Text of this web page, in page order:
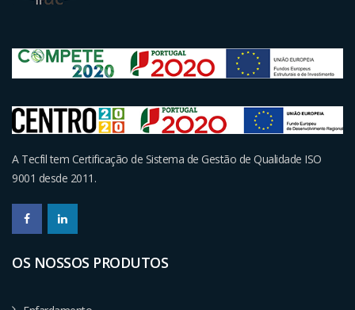
A Tecfil tem Certificação de Sistema de Gestão de Qualidade ISO
9001 desde 2011.
OS NOSSOS PRODUTOS